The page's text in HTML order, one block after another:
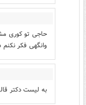
حاجی تو کوری
وانگهی فکر
به لیست دکتر